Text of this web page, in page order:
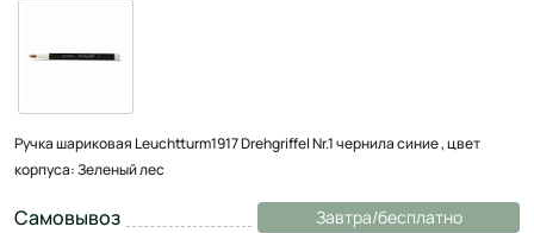
Ручка шариковая Leuchtturm1917 Drehgriffel Nr.1 чернила синие , цвет
корпуса: Зеленый лес
Самовывоз Завтра/бесплатно